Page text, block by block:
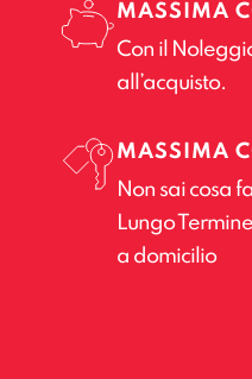
MASSIMA
Con il
all’acquisto.
MASSIMA
Non sai cosa
Lungo
a domicilio